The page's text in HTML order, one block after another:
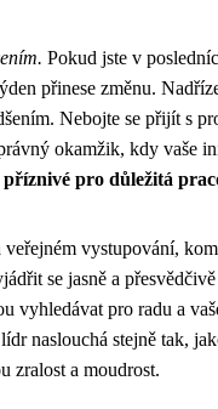
Pokud jste v
přinese změnu.
Nebojte se přijít s
okamžik, kdy vaše
pro důležitá
vystupování,
se jasně a
vyhledávat pro radu a
naslouchá stejně tak,
zralost a moudrost.